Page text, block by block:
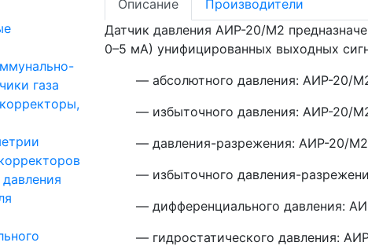
газа
Описание
Производители
Датчик давления АИР-20/М2
0–5 мА) унифицированных выходных
— абсолютного давления: АИР-20/
— избыточного давления: АИР-20/
— давления-разрежения: АИР-20/
— избыточного давления-
— дифференциального давления:
— гидростатического давления: